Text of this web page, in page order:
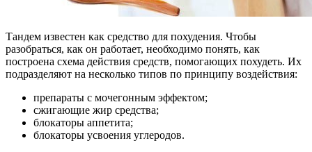
Тандем известен как средство для похудения. Чтобы
разобраться, как он работает, необходимо понять, как
построена схема действия средств, помогающих похудеть. Их
подразделяют на несколько типов по принципу воздействия:
препараты с мочегонным эффектом;
сжигающие жир средства;
блокаторы аппетита;
блокаторы усвоения углеродов.